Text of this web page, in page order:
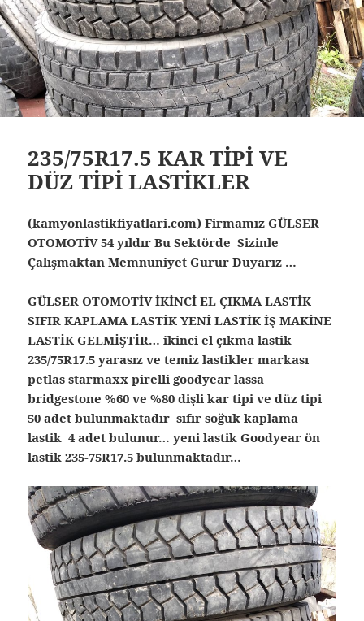
235/75R17.5 KAR TİPİ VE
DÜZ TİPİ LASTİKLER
(kamyonlastikfiyatlari.com) Firmamız GÜLSER
OTOMOTİV 54 yıldır Bu Sektörde Sizinle
Çalışmaktan Memnuniyet Gurur Duyarız …
GÜLSER OTOMOTİV İKİNCİ EL ÇIKMA LASTİK
SIFIR KAPLAMA LASTİK YENİ LASTİK İŞ MAKİNE
LASTİK GELMİŞTİR… ikinci el çıkma lastik
235/75R17.5 yarasız ve temiz lastikler markası
petlas starmaxx pirelli goodyear lassa
bridgestone %60 ve %80 dişli kar tipi ve düz tipi
50 adet bulunmaktadır sıfır soğuk kaplama
lastik 4 adet bulunur… yeni lastik Goodyear ön
lastik 235-75R17.5 bulunmaktadır…